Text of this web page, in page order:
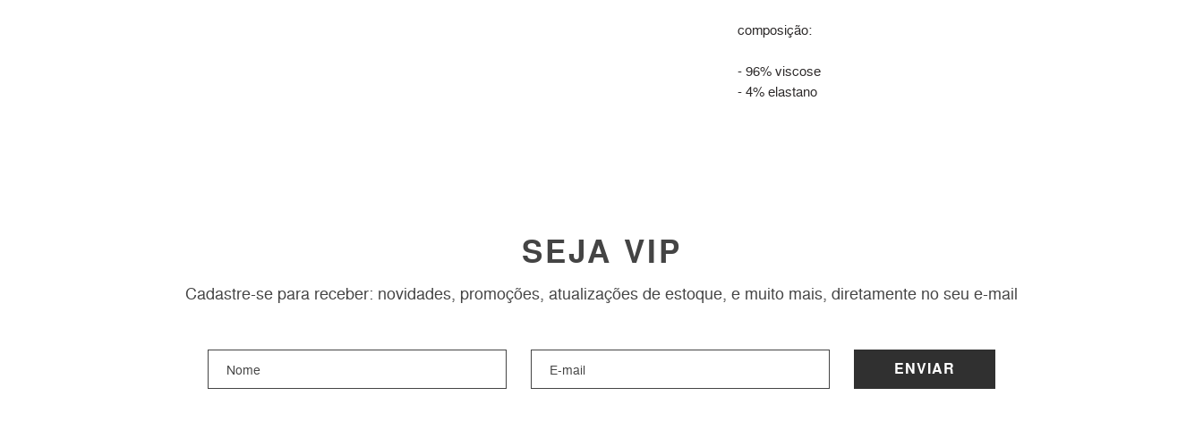
composição:
- 96% viscose
- 4% elastano
SEJA VIP
Cadastre-se para receber: novidades, promoções, atualizações de estoque, e muito mais, diretamente no seu e-mail
ENVIAR